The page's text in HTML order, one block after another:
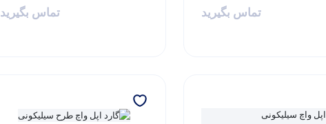
تماس بگیرید تماس بگیرید